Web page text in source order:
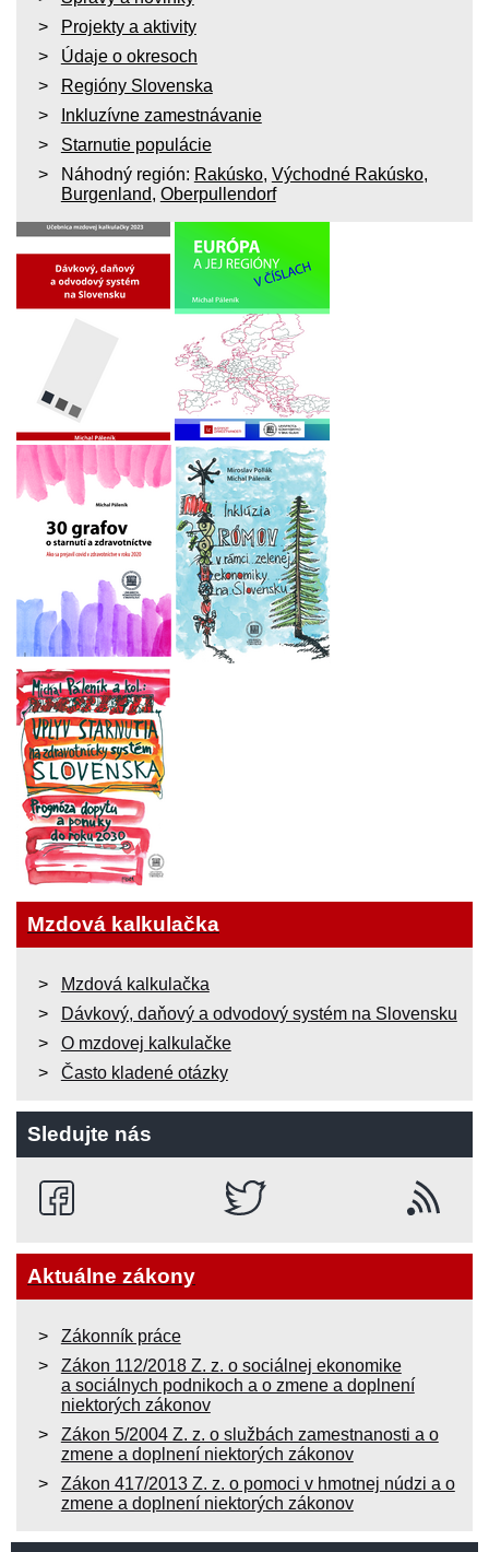
Projekty a aktivity
Údaje o okresoch
Regióny Slovenska
Inkluzívne zamestnávanie
Starnutie populácie
Náhodný región: Rakúsko, Východné Rakúsko,
Burgenland, Oberpullendorf
Mzdová kalkulačka
Mzdová kalkulačka
Dávkový, daňový a odvodový systém na Slovensku
O mzdovej kalkulačke
Často kladené otázky
Sledujte nás
Aktuálne zákony
Zákonník práce
Zákon 112/2018 Z. z. o sociálnej ekonomike
a sociálnych podnikoch a o zmene a doplnení
niektorých zákonov
Zákon 5/2004 Z. z. o službách zamestnanosti a o
zmene a doplnení niektorých zákonov
Zákon 417/2013 Z. z. o pomoci v hmotnej núdzi a o
zmene a doplnení niektorých zákonov